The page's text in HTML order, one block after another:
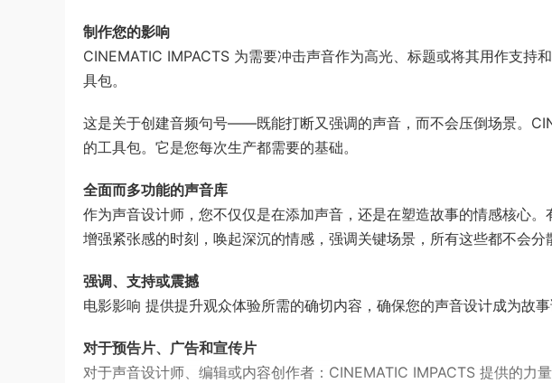
制作您的影响
CINEMATIC IMPACTS 为需要冲击声音作为高光、标题或将其用作支持
具包。
这是关于创建音频句号——既能打断又强调的声音，而不会压倒场景。
的工具包。它是您每次生产都需要的基础。
全面而多功能的声音库
作为声音设计师，您不仅仅是在添加声音，还是在塑造故事的情感核心
增强紧张感的时刻，唤起深沉的情感，强调关键场景，所有这些都不会分
强调、支持或震撼
电影影响 提供提升观众体验所需的确切内容，确保您的声音设计成为故
对于预告片、广告和宣传片
对于声音设计师、编辑或内容创作者：CINEMATIC IMPACTS 提供的力